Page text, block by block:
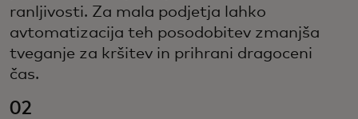
ranljivosti. Za mala podjetja lahko
avtomatizacija teh posodobitev zmanjša
tveganje za kršitev in prihrani dragoceni
čas.
02